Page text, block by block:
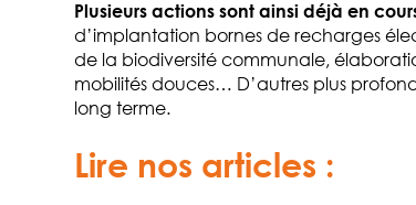
Plusieurs actions sont ainsi déjà en
d’implantation bornes de recharges
de la biodiversité communale,
mobilités douces… D’autres plus
long terme.
Lire nos articles :